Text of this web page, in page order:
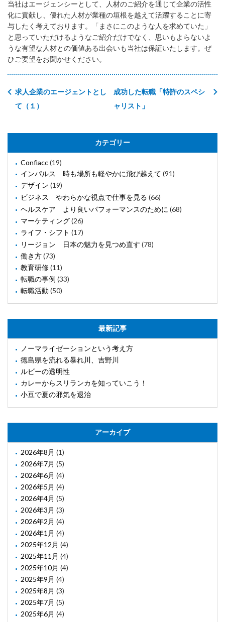
当社はエージェンシーとして、人材のご紹介を通じて企業の活性
化に貢献し、優れた人材が業種の垣根を越えて活躍することに寄
与したく考えております。「まさにこのような人を求めていた」
と思っていただけるようなご紹介だけでなく、思いもよらないよ
うな有望な人材との価値ある出会いも当社は保証いたします。ぜ
ひご要望をお聞かせください。
成功した転職「特許のスペシ
ャリスト」
求人企業のエージェントとし
て（１）
カテゴリー
Confiacc(19)
インパルス 時も場所も軽やかに飛び越えて (91)
デザイン (19)
ビジネス やわらかな視点で仕事を見る (66)
ヘルスケア より良いパフォーマンスのために (68)
マーケティング(26)
ライフ・シフト (17)
リージョン 日本の魅力を見つめ直す (78)
働き方(73)
教育研修(11)
転職の事例 (33)
転職活動 (50)
最新記事
ノーマライゼーションという考え方
徳島県を流れる暴れ川、吉野川
ルビーの透明性
カレーからスリランカを知っていこう！
小豆で夏の邪気を退治
アーカイブ
2026年8月 (1)
2026年7月 (5)
2026年6月 (4)
2026年5月 (4)
2026年4月 (5)
2026年3月 (3)
2026年2月 (4)
2026年1月 (4)
2025年12月 (4)
2025年11月 (4)
2025年10月 (4)
2025年9月 (4)
2025年8月 (3)
2025年7月 (5)
2025年6月 (4)